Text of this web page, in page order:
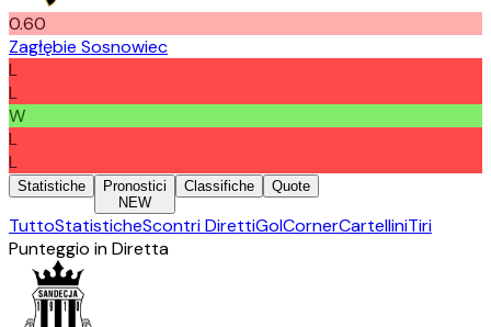
0.60
Zagłębie Sosnowiec
L
L
W
L
L
Statistiche
Pronostici
NEW
Classifiche Quote
TuttoStatisticheScontri DirettiGolCornerCartelliniTiri
Punteggio in Diretta